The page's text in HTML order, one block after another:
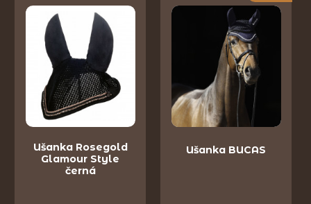
Ušanka Rosegold
Glamour Style
černá
Ušanka BUCAS